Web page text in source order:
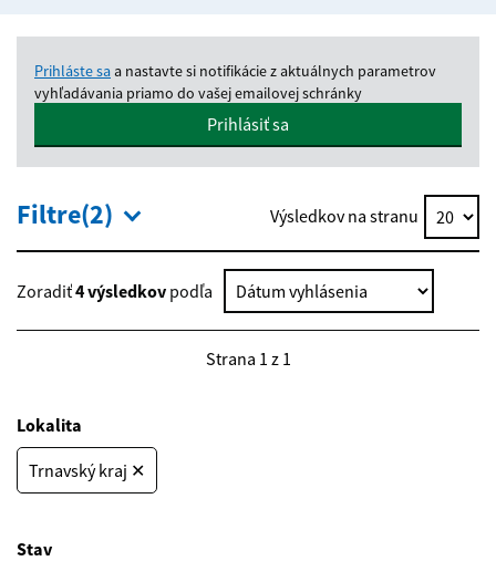
Prihláste saa nastavte si notifikácie z aktuálnych parametrov
vyhľadávania priamo do vašej emailovej schránky
Prihlásiť sa
Filtre(2) Výsledkov na stranu
Zoradiť4 výsledkov podľa
Strana 1 z 1
Lokalita
Trnavský kraj ✕
Stav